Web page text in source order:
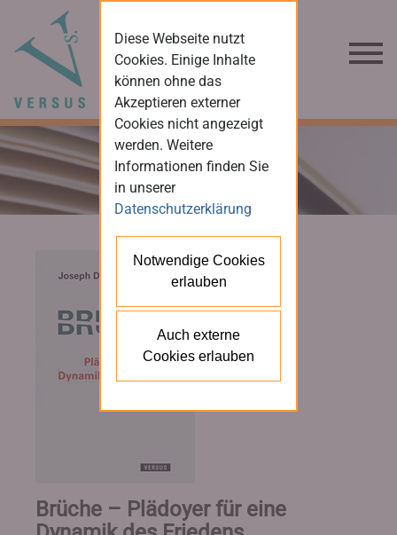
Brüche – Plädoyer für eine
Diese Webseite nutzt
Cookies. Einige Inhalte
können ohne das
Akzeptieren externer
Cookies nicht angezeigt
werden. Weitere
Informationen finden Sie
in unserer
Datenschutzerklärung
Notwendige Cookies
erlauben
Auch externe
Cookies erlauben